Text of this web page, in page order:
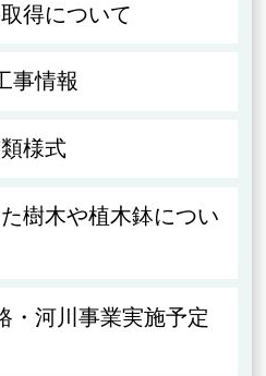
得について
事情報
様式
樹木や植木鉢につい
河川事業実施予定